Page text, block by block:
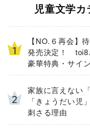
児童文学
【NO.６再会】
発売決定！ toi8
豪華特典・サイ
３大ニュース」
家族に言えない
「きょうだい児
刺さる理由